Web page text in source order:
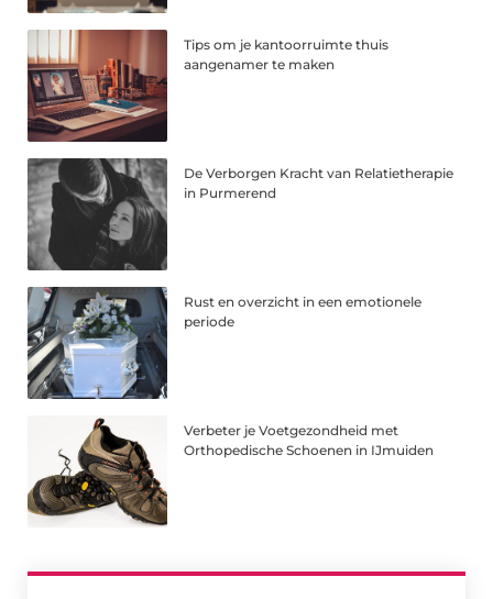
Tips om je kantoorruimte thuis
aangenamer te maken
De Verborgen Kracht van Relatietherapie
in Purmerend
Rust en overzicht in een emotionele
periode
Verbeter je Voetgezondheid met
Orthopedische Schoenen in IJmuiden